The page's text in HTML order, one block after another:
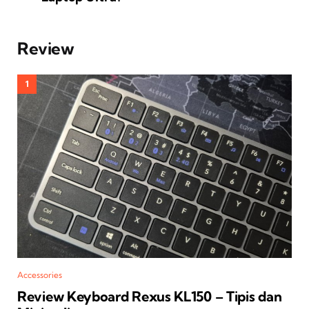
Review
Accessories
Review Keyboard Rexus KL150 – Tipis dan